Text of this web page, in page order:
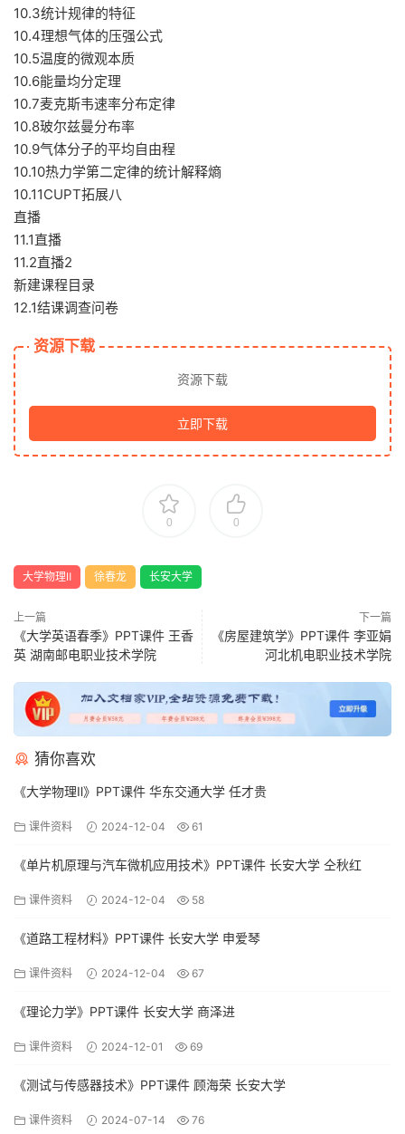
10.3统计规律的特征
10.4理想气体的压强公式
10.5温度的微观本质
10.6能量均分定理
10.7麦克斯韦速率分布定律
10.8玻尔兹曼分布率
10.9气体分子的平均自由程
10.10热力学第二定律的统计解释熵
10.11CUPT拓展八
直播
11.1直播
11.2直播2
新建课程目录
12.1结课调查问卷
资源下载
资源下载
立即下载
0 0
大学物理Ⅱ 徐春龙 长安大学
上一篇
《大学英语春季》PPT课件 王香
英 湖南邮电职业技术学院
下一篇
《房屋建筑学》PPT课件 李亚娟
河北机电职业技术学院
猜你喜欢
《大学物理Ⅱ》PPT课件 华东交通大学 任才贵
课件资料 2024-12-04 61
《单片机原理与汽车微机应用技术》PPT课件 长安大学 仝秋红
课件资料 2024-12-04 58
《道路工程材料》PPT课件 长安大学 申爱琴
课件资料 2024-12-04 67
《理论力学》PPT课件 长安大学 商泽进
课件资料 2024-12-01 69
《测试与传感器技术》PPT课件 顾海荣 长安大学
课件资料 2024-07-14 76